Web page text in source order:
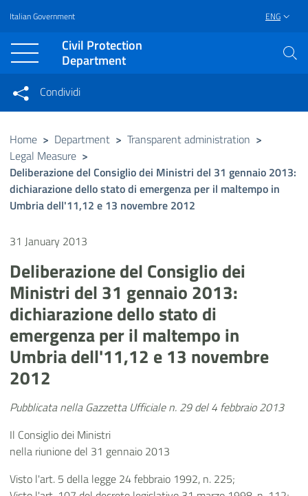
Vai al contenuto principale
Raggiungi il piè di pagina
Italian Government ENG
Civil Protection
Department
Condividi su Facebook
Condividi su Twitter
Condividi
Condividi sui social network
Home > Department > Transparent administration >
Legal Measure >
Deliberazione del Consiglio dei Ministri del 31 gennaio 2013:
dichiarazione dello stato di emergenza per il maltempo in
Umbria dell'11,12 e 13 novembre 2012
31 January 2013
Deliberazione del Consiglio dei
Ministri del 31 gennaio 2013:
dichiarazione dello stato di
emergenza per il maltempo in
Umbria dell'11,12 e 13 novembre
2012
Pubblicata nella Gazzetta Ufficiale n. 29 del 4 febbraio 2013
Il Consiglio dei Ministri
nella riunione del 31 gennaio 2013
Visto l'art. 5 della legge 24 febbraio 1992, n. 225;